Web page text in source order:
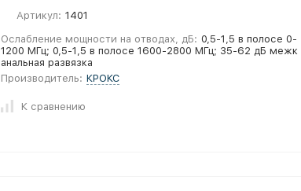
Артикул: 1401
Ослабление мощности на отводах, дБ: 0,5-1,5 в полосе 0-
1200 МГц; 0,5-1,5 в полосе 1600-2800 МГц; 35-62 дБ межк
анальная развязка
Производитель: КРОКС
К сравнению